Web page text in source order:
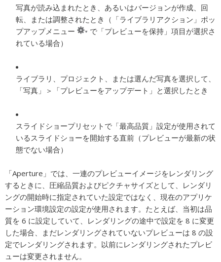
写真が読み込まれたとき、あるいはバージョンが作成、回
転、または調整されたとき（「ライブラリアクション」ポッ
プアップメニュー
で「プレビューを保持」項目が選択さ
れている場合）
ライブラリ、プロジェクト、または選んだ写真を選択して、
「写真」＞「プレビューをアップデート」と選択したとき
スライドショープリセットで「最高品質」設定が使用されて
いるスライドショーを開始する直前（プレビューが最新の状
態でない場合）
「Aperture」では、一連のプレビューイメージをレンダリング
するときに、圧縮品質およびピクチャサイズとして、レンダリ
ングの開始時に指定されていた設定ではなく、現在のアプリケ
ーション環境設定の設定が使用されます。たとえば、当初は品
質を 6 に設定していて、レンダリングの途中で設定を 8 に変更
した場合、まだレンダリングされていないプレビューは 8 の設
定でレンダリングされます。以前にレンダリングされたプレビ
ューは変更されません。